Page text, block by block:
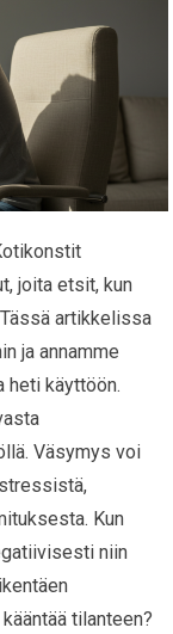
joita etsit, kun
artikkelissa
ja annamme
heti käyttöön.
Väsymys voi
Kun
niin
tilanteen?